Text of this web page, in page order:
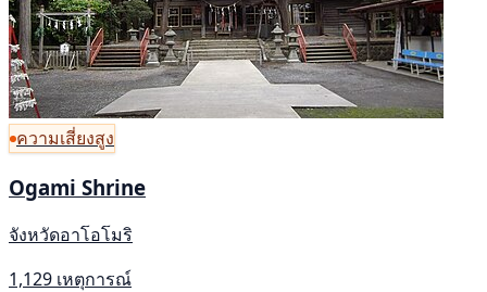
ความเสี่ยงสูง
Ogami Shrine
จังหวัดอาโอโมริ
1,129 เหตุการณ์